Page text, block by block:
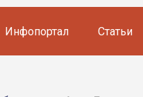
Инфопортал Статьи